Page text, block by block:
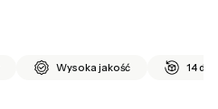
Wysoka jakość 14 dni